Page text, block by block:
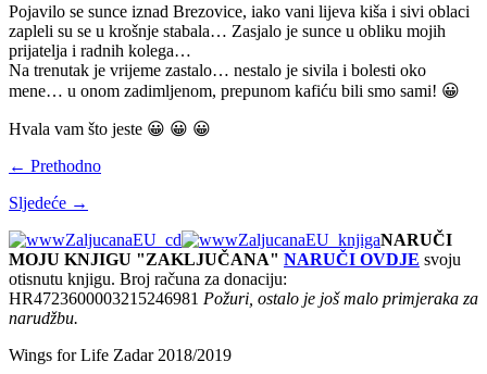
Pojavilo se sunce iznad Brezovice, iako vani lijeva kiša i sivi oblaci
zapleli su se u krošnje stabala… Zasjalo je sunce u obliku mojih
prijatelja i radnih kolega…
Na trenutak je vrijeme zastalo… nestalo je sivila i bolesti oko
mene… u onom zadimljenom, prepunom kafiću bili smo sami! 😀
Hvala vam što jeste 😀 😀 😀
← Prethodno
Sljedeće →
NARUČI
MOJU KNJIGU "ZAKLJUČANA" NARUČI OVDJE svoju
otisnutu knjigu. Broj računa za donaciju:
HR4723600003215246981 Požuri, ostalo je još malo primjeraka za
narudžbu.
Wings for Life Zadar 2018/2019